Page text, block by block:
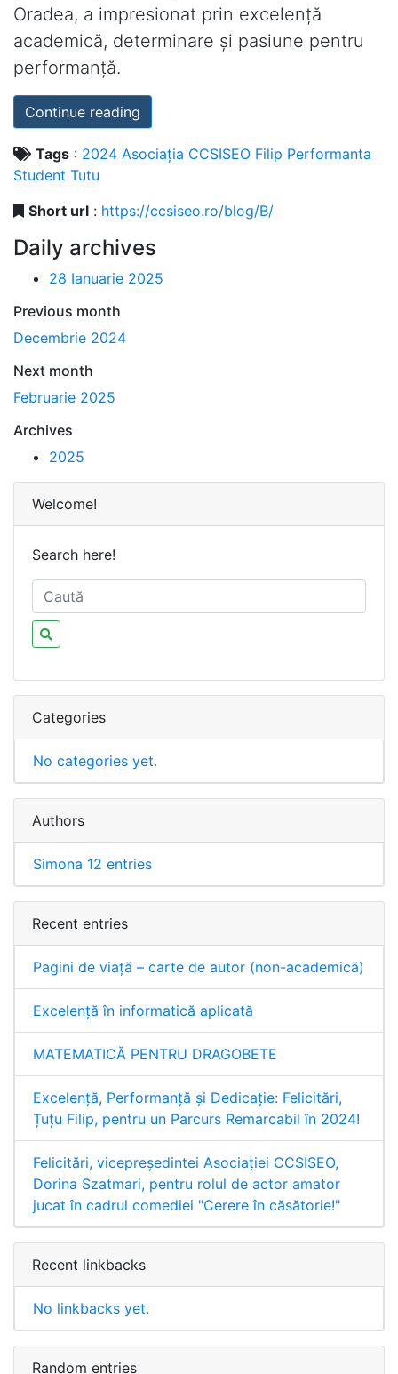
Oradea, a impresionat prin excelență
academică, determinare și pasiune pentru
performanță.
Continue reading
Tags : 2024 Asociația CCSISEO Filip Performanta
Student Tutu
Short url : https://ccsiseo.ro/blog/B/
Daily archives
28 Ianuarie 2025
Previous month
Decembrie 2024
Next month
Februarie 2025
Archives
2025
Welcome!
Search here!
Categories
No categories yet.
Authors
Simona 12 entries
Recent entries
Pagini de viață – carte de autor (non-academică)
Excelență în informatică aplicată
MATEMATICĂ PENTRU DRAGOBETE
Excelență, Performanță și Dedicație: Felicitări,
Țuțu Filip, pentru un Parcurs Remarcabil în 2024!
Felicitări, vicepreședintei Asociației CCSISEO,
Dorina Szatmari, pentru rolul de actor amator
jucat în cadrul comediei "Cerere în căsătorie!"
Recent linkbacks
No linkbacks yet.
Random entries